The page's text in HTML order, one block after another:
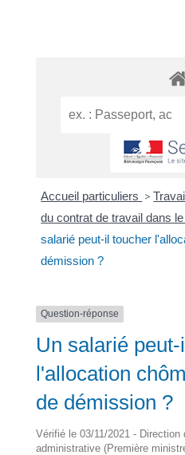
Accueil particuliers >
du contrat de travail dans
salarié peut-il toucher
démission ?
Question-réponse
Un salarié
l'allocation
de démission ?
Vérifié le 03/11/2021 - Direction
administrative (Première